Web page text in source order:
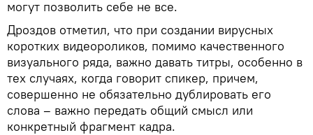
могут позволить себе не все.
Дроздов отметил, что при создании вирусных
коротких видеороликов, помимо качественного
визуального ряда, важно давать титры, особенно в
тех случаях, когда говорит спикер, причем,
совершенно не обязательно дублировать его
слова – важно передать общий смысл или
конкретный фрагмент кадра.